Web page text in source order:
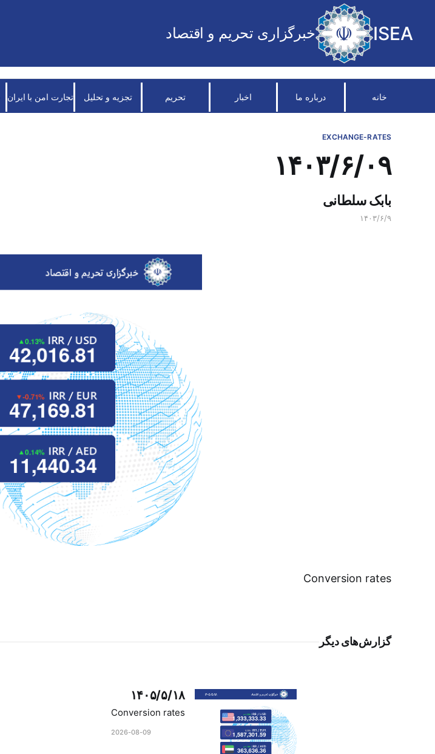
ISEA خبرگزاری تحریم و اقتصاد
خانه درباره ما اخبار تحریم تجزیه و تحلیل تجارت امن با ایران
EXCHANGE-RATES
۱۴۰۳/۶/۰۹
بابک سلطانی
۱۴۰۳/۶/۹
Conversion rates
گزارش‌های دیگر
۱۴۰۵/۵/۱۸
Conversion rates
2026-08-09